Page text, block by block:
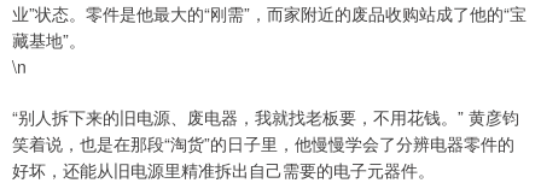
业”状态。零件是他最大的“刚需”，而家附近的废品收购站成了他的“宝
藏基地”。
\n
“别人拆下来的旧电源、废电器，我就找老板要，不用花钱。” 黄彦钧
笑着说，也是在那段“淘货”的日子里，他慢慢学会了分辨电器零件的
好坏，还能从旧电源里精准拆出自己需要的电子元器件。